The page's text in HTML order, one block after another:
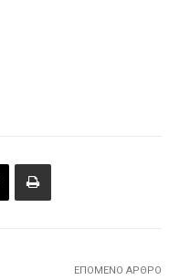
ΕΠΌΜΕΝΟ ΆΡΘΡΟ